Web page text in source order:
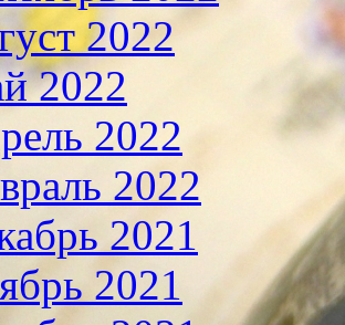
2022
2022
2022
2022
2021
2021